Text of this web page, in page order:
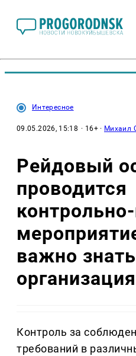
Интересное
09.05.2026, 15:18 · 16+ · Михаил
Рейдовый
проводится
важно знать
Контроль за
требований в